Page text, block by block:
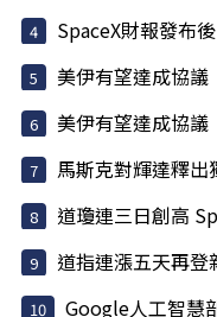
SpaceX財報發布
美伊有望達成協
美伊有望達成協
馬斯克對輝達釋出獨
道瓊連三日創高
道指連漲五天再登
Google人工智慧